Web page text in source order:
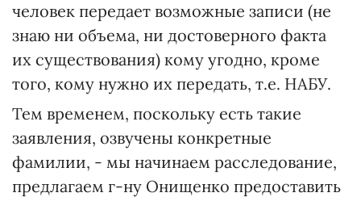
человек передает возможные записи (не
знаю ни объема, ни достоверного факта
их существования) кому угодно, кроме
того, кому нужно их передать, т.е. НАБУ.
Тем временем, поскольку есть такие
заявления, озвучены конкретные
фамилии, - мы начинаем расследование,
предлагаем г-ну Онищенко предоставить